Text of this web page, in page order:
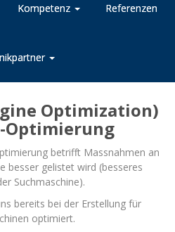
Kompetenz Referenzen
Optimization)
Optimierung
betrifft Massnahmen an
besser gelistet wird (besseres
Suchmaschine).
bereits bei der Erstellung für
optimiert.